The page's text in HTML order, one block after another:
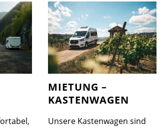
MIETUNG –
KASTENWAGEN
Unsere Kastenwagen sind